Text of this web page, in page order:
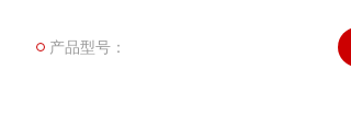
产品型号：